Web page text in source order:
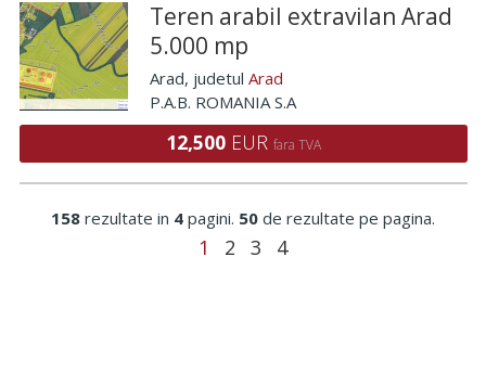
Teren arabil extravilan Arad
5.000 mp
Arad, judetul Arad
P.A.B. ROMANIA S.A
12,500 EUR fara TVA
158 rezultate in 4 pagini. 50 de rezultate pe pagina.
1 2 3 4